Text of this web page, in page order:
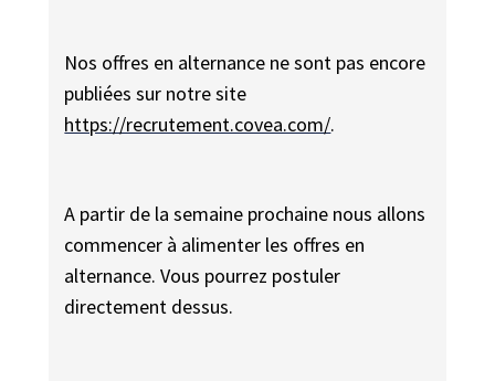
Nos offres en alternance ne sont pas encore
publiées sur notre site
https://recrutement.covea.com/.
A partir de la semaine prochaine nous allons
commencer à alimenter les offres en
alternance. Vous pourrez postuler
directement dessus.